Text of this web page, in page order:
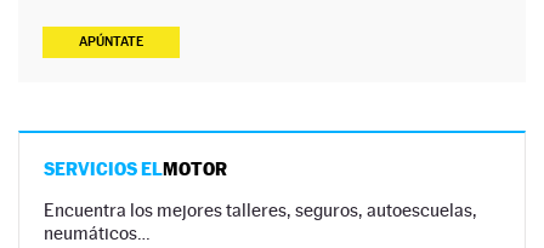
APÚNTATE
SERVICIOS ELMOTOR
Encuentra los mejores talleres, seguros, autoescuelas,
neumáticos…